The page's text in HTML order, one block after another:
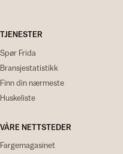
TJENESTER
Spør Frida
Bransjestatistikk
Finn din nærmeste
Huskeliste
VÅRE NETTSTEDER
Fargemagasinet